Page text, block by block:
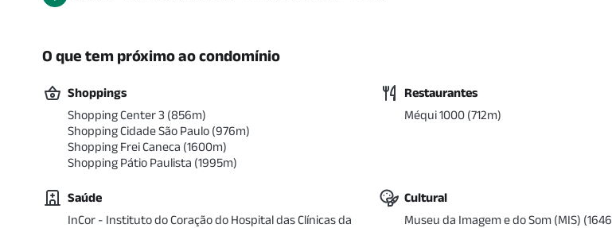
O que tem próximo ao condomínio
Shoppings
Shopping Center 3 (856m)
Shopping Cidade São Paulo (976m)
Shopping Frei Caneca (1600m)
Shopping Pátio Paulista (1995m)
Restaurantes
Méqui 1000 (712m)
Saúde
InCor - Instituto do Coração do Hospital das Clínicas da
Cultural
Museu da Imagem e do Som (MIS) (1646